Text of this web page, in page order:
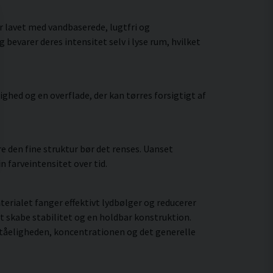
med vandbaserede, lugtfri og
bevarer deres intensitet selv i lyse rum, hvilket
og en overflade, der kan tørres forsigtigt af
den fine struktur bør det renses. Uanset
farveintensitet over tid.
fanger effektivt lydbølger og reducerer
skabe stabilitet og en holdbar konstruktion.
koncentrationen og det generelle